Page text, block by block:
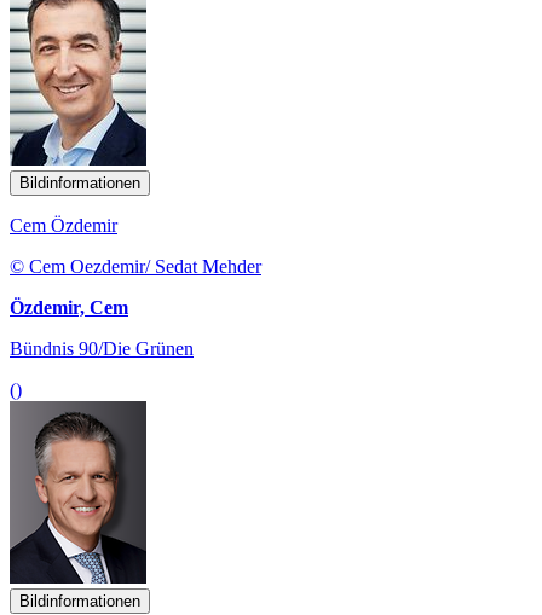
Bildinformationen
Cem Özdemir
© Cem Oezdemir/ Sedat Mehder
Özdemir, Cem
Bündnis 90/Die Grünen
()
Bildinformationen